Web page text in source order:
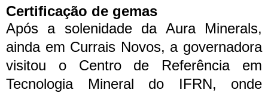
Certificação de gemas
Após a solenidade da Aura Minerals,
ainda em Currais Novos, a governadora
visitou o Centro de Referência em
Tecnologia Mineral do IFRN, onde